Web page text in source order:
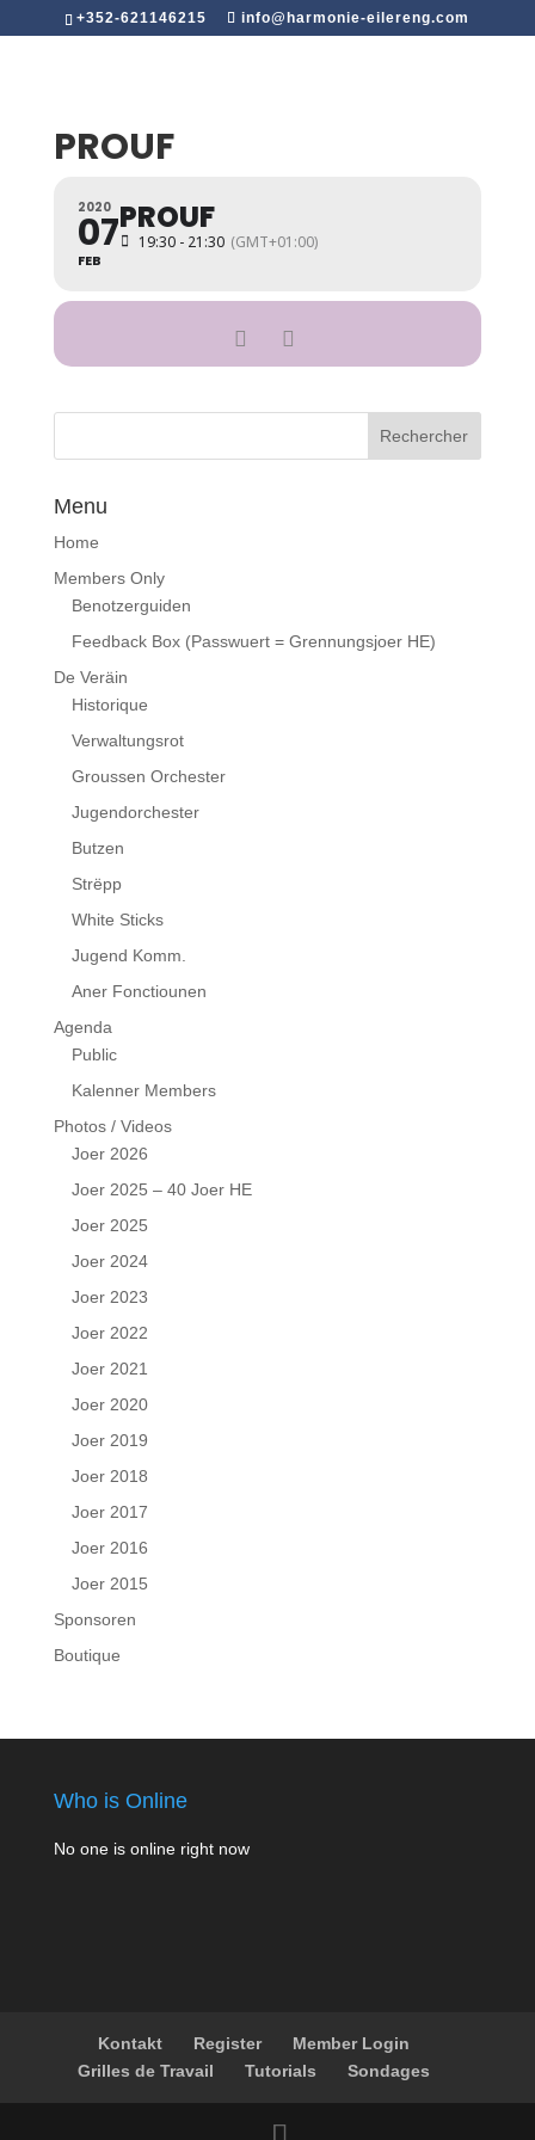
+352-621146215 info@harmonie-eilereng.com
PROUF
2020
07
FEB
PROUF
19:30 - 21:30 (GMT+01:00)
Menu
Home
Members Only
Benotzerguiden
Feedback Box (Passwuert = Grennungsjoer HE)
De Veräin
Historique
Verwaltungsrot
Groussen Orchester
Jugendorchester
Butzen
Strëpp
White Sticks
Jugend Komm.
Aner Fonctiounen
Agenda
Public
Kalenner Members
Photos / Videos
Joer 2026
Joer 2025 – 40 Joer HE
Joer 2025
Joer 2024
Joer 2023
Joer 2022
Joer 2021
Joer 2020
Joer 2019
Joer 2018
Joer 2017
Joer 2016
Joer 2015
Sponsoren
Boutique
Who is Online
No one is online right now
Kontakt Register
Member Login
Grilles de Travail
Tutorials Sondages